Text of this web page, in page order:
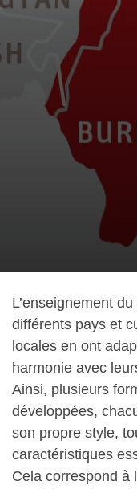
L’enseignement
différents pays et
locales en ont
harmonie avec
Ainsi, plusieurs
développées,
son propre style,
caractéristiques
Cela correspond à